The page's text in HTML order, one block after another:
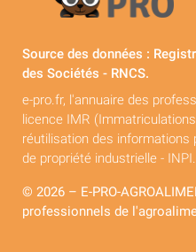
Source des données :
des Sociétés - RNCS.
e-pro.fr, l'annuaire des
licence IMR
réutilisation des informations
de propriété industrielle - INPI.
© 2026 – E-PRO-
professionnels de